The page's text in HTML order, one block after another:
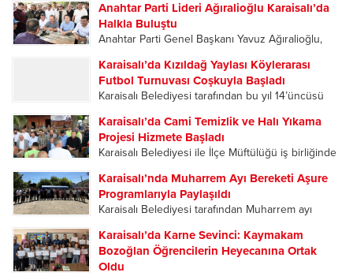
katılımla gerçekleştirildi. Tek listeyle gidilen
kongrede mevcut İlçe Başkanı Ahmet Mahmut
Şekerci, delegelerin oylarıyla yeniden ilçe
başkanlığına seçilerek...
Anahtar Parti Lideri Ağıralioğlu Karaisalı’da
Halkla Buluştu
Anahtar Parti Genel Başkanı Yavuz Ağıralioğlu,
Yayla Şenlikleri kapsamında geldiği Karaisalı’da
vatandaşların ilgisiyle karşılandı. Karaisalı’da
partililer, Ağıralioğlu’nu çiçeklerle karşıladı.
Karşılama programına Anahtar Parti Adana...
Karaisalı’da Kızıldağ Yaylası Köylerarası
Futbol Turnuvası Coşkuyla Başladı
Karaisalı Belediyesi tarafından bu yıl 14’üncüsü
Turnuvası, düzenlenen açılış programıyla başladı.
Sporun ve dostluğun buluştuğu organizasyonun
ilk gününde oynanan karşılaşmalar
futbolseverlere heyecan dolu anlar yaşattı....
Karaisalı’da Cami Temizlik ve Halı Yıkama
Projesi Hizmete Başladı
Karaisalı Belediyesi ile İlçe Müftülüğü iş birliğinde
Halı Yıkama Projesi”, Kızıldağ Yaylası’ndaki
Ramazanoğlu Camii’nde düzenlenen programla
hizmete açıldı. Açılış programına Karaisalı
Kaymakamı Hüseyin...
Karaisalı’nda Muharrem Ayı Bereketi Aşure
Programlarıyla Paylaşıldı
Karaisalı Belediyesi tarafından Muharrem ayı
ilçe merkezi ile mahallelerde yoğun katılımla
gerçekleştirildi. Birlik, beraberlik ve paylaşma
kültürünün ön plana çıktığı etkinliklerde
Karaisalı’da Karne Sevinci: Kaymakam
Bozoğlan Öğrencilerin Heyecanına Ortak
Oldu